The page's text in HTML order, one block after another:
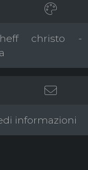
christo -
informazioni